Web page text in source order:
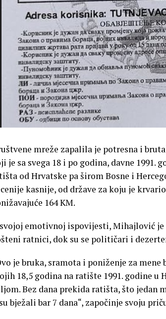
mreže zapalila je potresna i
je sa svega 18 i po godina, davne
od Hrvatske pa širom Bosne i
kasnije, od države za koju je
164 KM.
emotivnoj ispovijesti, Mihajlović je
ratnici, dok su se političari i
je bruka, sramota i poniženje za mene
18,5 godina na ratište 1991. godine u
Bez dana prekida ratišta, što jedan
bježali bar 7 dana“, započinje svoju